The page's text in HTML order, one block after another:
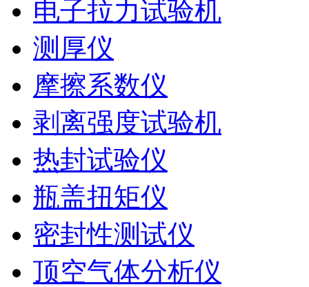
电子拉力试验机
测厚仪
摩擦系数仪
剥离强度试验机
热封试验仪
瓶盖扭矩仪
密封性测试仪
顶空气体分析仪